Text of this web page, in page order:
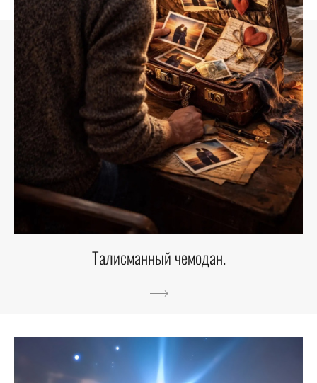
Талисманный чемодан.